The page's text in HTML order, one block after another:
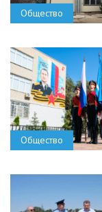
Общество
Общество